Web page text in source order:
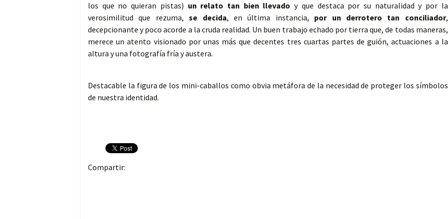
los que no quieran pistas) un relato tan bien llevado y que destaca por su naturalidad y por la
verosimilitud que rezuma,se decida, en última instancia, por un derrotero tan conciliador,
decepcionante y poco acorde a la cruda realidad. Un buen trabajo echado por tierra que, de todas maneras,
merece un atento visionado por unas más que decentes tres cuartas partes de guión, actuaciones a la
altura y una fotografía fría y austera.
Destacable la figura de los mini-caballos como obvia metáfora de la necesidad de proteger los símbolos
de nuestra identidad.
Compartir: